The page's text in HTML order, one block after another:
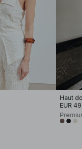
Haut
EUR